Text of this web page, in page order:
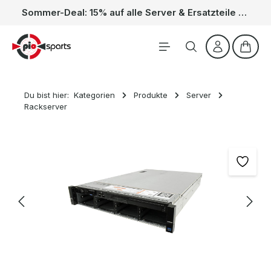
Zum Hauptinhalt springen Sommer-Deal: 15% auf alle Server & Ersatzteile – Kein Code nötig, der Rabatt wird automatisch im Warenkorb abgezogen. Gültig vom 01.06. bis 31.08.
Du bist hier: Kategorien Produkte
Server
Rackserver